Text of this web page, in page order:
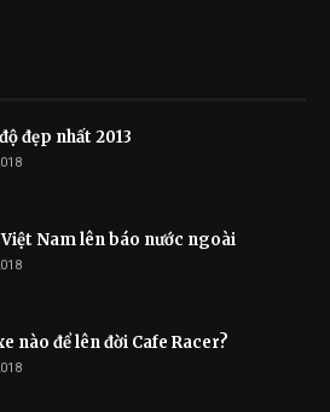
đẹp nhất 2013
Nam lên báo nước ngoài
nào để lên đời Cafe Racer?